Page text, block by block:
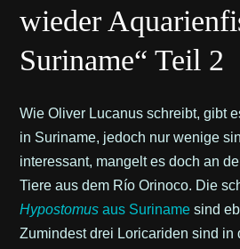
wieder
Suriname“ Teil 2
Wie Oliver Lucanus schreibt, gibt
in Suriname, jedoch nur wenige
interessant, mangelt es doch an
Tiere aus dem Río Orinoco. Die
Hypostomus aus Suriname sind
Zumindest drei Loricariden sind in